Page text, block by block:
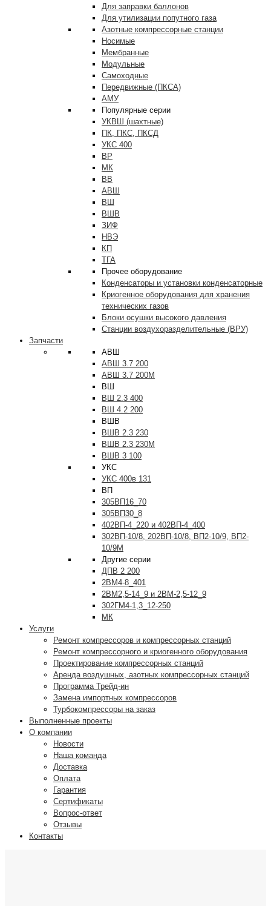
Для заправки баллонов
Для утилизации попутного газа
Азотные компрессорные станции
Носимые
Мембранные
Модульные
Самоходные
Передвижные (ПКСА)
АМУ
Популярные серии
УКВШ (шахтные)
ПК, ПКС, ПКСД
УКС 400
ВР
МК
ВВ
АВШ
ВШ
ВШВ
ЗИФ
НВЭ
КП
ТГА
Прочее оборудование
Конденсаторы и установки конденсаторные
Криогенное оборудования для хранения
технических газов
Блоки осушки высокого давления
Станции воздухоразделительные (ВРУ)
Запчасти
АВШ
АВШ 3.7 200
АВШ 3.7 200М
ВШ
ВШ 2.3 400
ВШ 4.2 200
ВШВ
ВШВ 2.3 230
ВШВ 2.3 230М
ВШВ 3 100
УКС
УКС 400в 131
ВП
305ВП16_70
305ВП30_8
402ВП-4_220 и 402ВП-4_400
302ВП-10/8, 202ВП-10/8, ВП2-10/9, ВП2-
10/9М
Другие серии
ДПВ 2 200
2ВМ4-8_401
2ВМ2,5-14_9 и 2ВМ-2,5-12_9
302ГМ4-1,3_12-250
МК
Услуги
Ремонт компрессоров и компрессорных станций
Ремонт компрессорного и криогенного оборудования
Проектирование компрессорных станций
Аренда воздушных, азотных компрессорных станций
Программа Трейд-ин
Замена импортных компрессоров
Турбокомпрессоры на заказ
Выполненные проекты
О компании
Новости
Наша команда
Доставка
Оплата
Гарантия
Сертификаты
Вопрос-ответ
Отзывы
Контакты